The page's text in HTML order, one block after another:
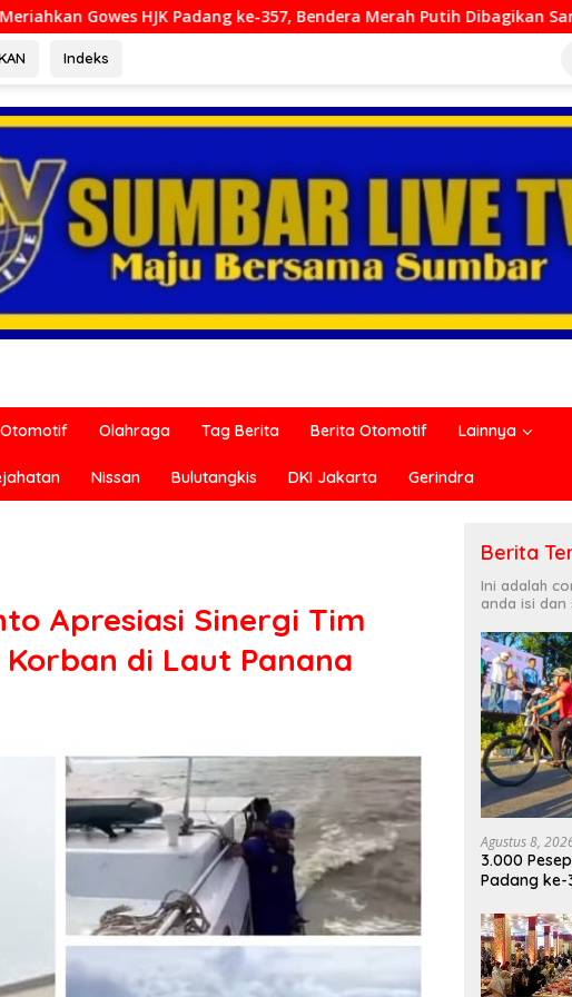
ke-357, Bendera Merah Putih Dibagikan Sambut HUT ke-81 RI
Indeks
Otomotif Olahraga Tag Berita Berita Otomotif Lainnya
Nissan Bulutangkis DKI Jakarta Gerindra
Apresiasi Sinergi Tim
di Laut Panana
Berita
Ini adalah
anda isi dan
Agustus 8,
3.000
Padang ke-